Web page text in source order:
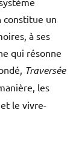
constitue un
à ses
qui résonne
Traversée
les
le vivre-